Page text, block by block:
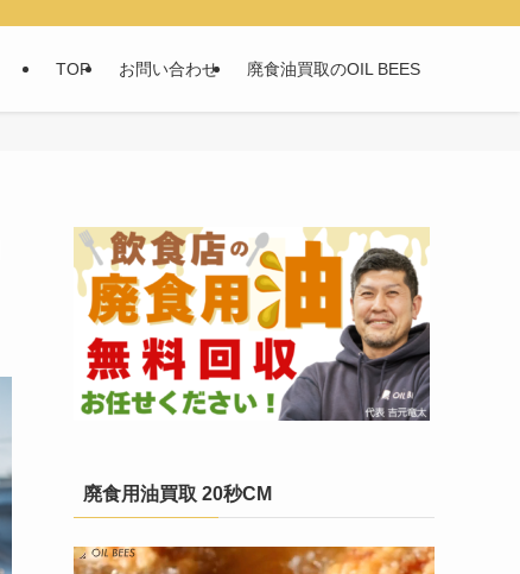
TOP お問い合わせ 廃食油買取のOIL BEES
廃食用油買取 20秒CM
動